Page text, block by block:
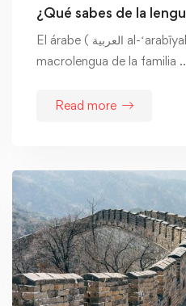
¿Qué sabes de la
El árabe ( العربية al-ʻarabīyah) es una
macrolengua de la familia
Read more